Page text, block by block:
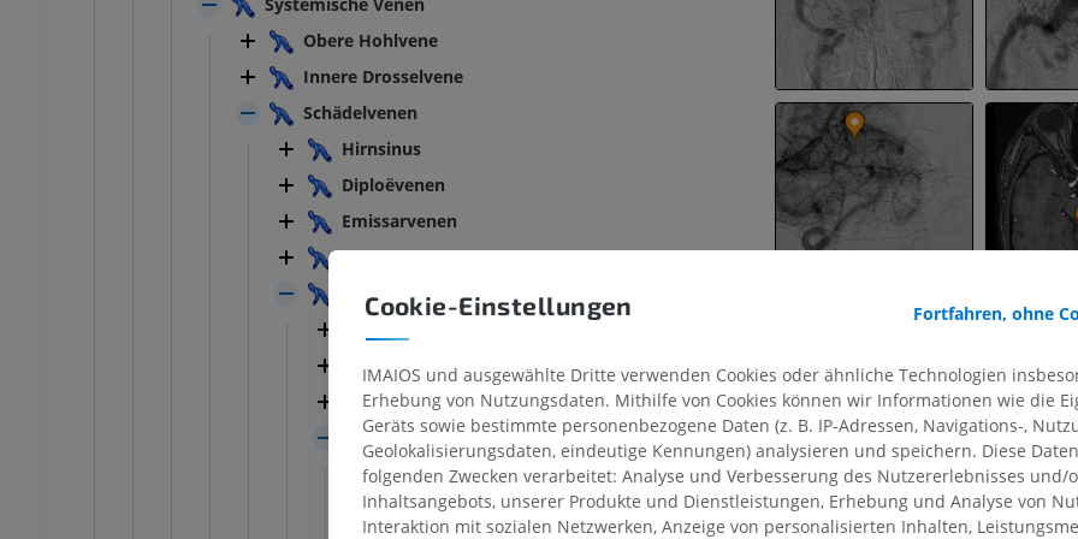
Obere Hohlvene
Innere Drosselvene
Schädelvenen
Hirnsinus
Diploëvenen
Emissarvenen
Augenhöhlenvenen
Hirnvenen
Tiefe Hirnvenen
Hirnstammvenen
Kleinhirnvenen
Obere Wurmvene
Untere Wurmvene
SPRUNGGELENK-FUSS OBERE GLIEDMASSE UNTERE GLIEDMASSE
Cookie-Einstellungen Fortfahren, ohne
IMAIOS und ausgewählte Dritte verwenden Cookies oder ähnliche Technologien
Erhebung von Nutzungsdaten. Mithilfe von Cookies können wir Informationen wie die
Geräts sowie bestimmte personenbezogene Daten (z. B. IP-Adressen, Navigations-,
Geolokalisierungsdaten, eindeutige Kennungen) analysieren und speichern. Diese
folgenden Zwecken verarbeitet: Analyse und Verbesserung des Nutzererlebnisses und/
Inhaltsangebots, unserer Produkte und Dienstleistungen, Erhebung und Analyse von
Interaktion mit sozialen Netzwerken, Anzeige von personalisierten Inhalten,